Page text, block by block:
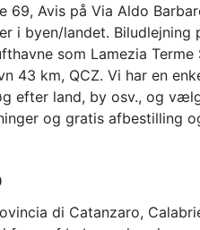
69, Avis på Via Aldo
i byen/landet. Biludlejning
som Lamezia Terme
43 km, QCZ. Vi har en
efter land, by osv., og
og gratis afbestilling
di Catanzaro,